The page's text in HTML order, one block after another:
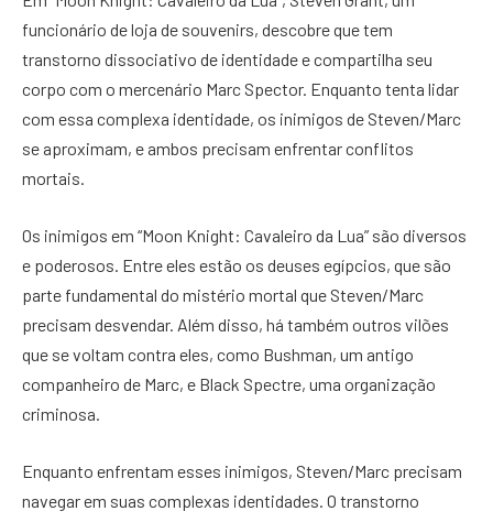
funcionário de loja de souvenirs, descobre que tem
transtorno dissociativo de identidade e compartilha seu
corpo com o mercenário Marc Spector. Enquanto tenta lidar
com essa complexa identidade, os inimigos de Steven/Marc
se aproximam, e ambos precisam enfrentar conflitos
mortais.
Os inimigos em “Moon Knight: Cavaleiro da Lua” são diversos
e poderosos. Entre eles estão os deuses egípcios, que são
parte fundamental do mistério mortal que Steven/Marc
precisam desvendar. Além disso, há também outros vilões
que se voltam contra eles, como Bushman, um antigo
companheiro de Marc, e Black Spectre, uma organização
criminosa.
Enquanto enfrentam esses inimigos, Steven/Marc precisam
navegar em suas complexas identidades. O transtorno